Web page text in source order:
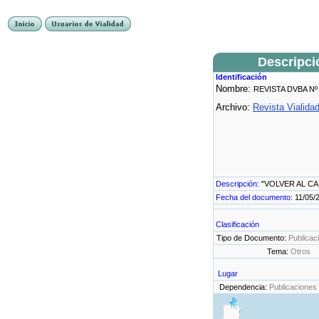
Identificación
Nombre: REVISTA DVBA
Archivo: Revista
Descripción: "VOLVER AL
Fecha del documento: 11/05/
Clasificación
Tipo de Documento:
Tema: Otros
Lugar
Dependencia: Publicaciones